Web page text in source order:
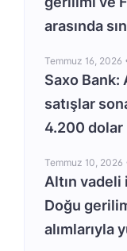
arasında
Temmuz 16, 2026
Saxo Bank:
satışlar
4.200 dolar
Temmuz 10, 2026
Altın
Doğu
alımlarıyla